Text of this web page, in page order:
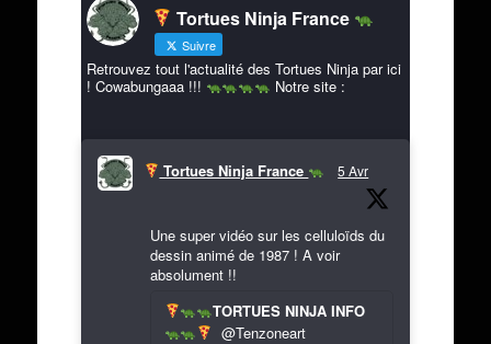
Tortues Ninja France
Suivre
Retrouvez tout l'actualité des Tortues Ninja par ici
! Cowabungaaa !!!
Notre site :
Tortues Ninja France 5 Avr
Une super vidéo sur les celluloïds du
dessin animé de 1987 ! A voir
absolument !!
TORTUES NINJA INFO
@Tenzoneart